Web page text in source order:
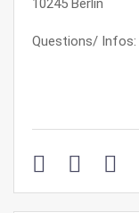
Questions/ Infos: